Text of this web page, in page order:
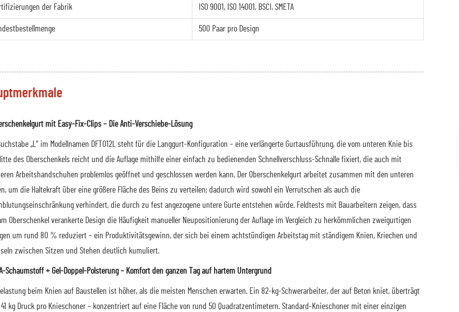
der Fabrik ISO 9001, ISO 14001, BSCI, SMETA
500 Paar pro Design
mit Easy-Fix-Clips – Die Anti-Verschiebe-Lösung
„L“ im Modellnamen DFT012L steht für die Langgurt-Konfiguration – eine verlängerte Gurtausführung, die vom unteren Knie bis
des Oberschenkels reicht und die Auflage mithilfe einer einfach zu bedienenden Schnellverschluss-Schnalle fixiert, die auch mit
Arbeitshandschuhen problemlos geöffnet und geschlossen werden kann. Der Oberschenkelgurt arbeitet zusammen mit den unteren
um die Haltekraft über eine größere Fläche des Beins zu verteilen; dadurch wird sowohl ein Verrutschen als auch die
verhindert, die durch zu fest angezogene untere Gurte entstehen würde. Feldtests mit Bauarbeitern zeigen, dass
Oberschenkel verankerte Design die Häufigkeit manueller Neupositionierung der Auflage im Vergleich zu herkömmlichen zweigurtigen
um rund 80 % reduziert – ein Produktivitätsgewinn, der sich bei einem achtstündigen Arbeitstag mit ständigem Knien, Kriechen und
zwischen Sitzen und Stehen deutlich kumuliert.
Schaumstoff + Gel-Doppel-Polsterung – Komfort den ganzen Tag auf hartem Untergrund
beim Knien auf Baustellen ist höher, als die meisten Menschen erwarten. Ein 82-kg-Schwerarbeiter, der auf Beton kniet, überträgt
kg Druck pro Knieschoner – konzentriert auf eine Fläche von rund 50 Quadratzentimetern. Standard-Knieschoner mit einer einzigen